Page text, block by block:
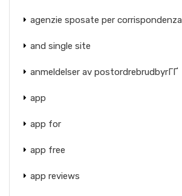
agenzie sposate per corrispondenza
and single site
anmeldelser av postordrebrudbyrГҐ
app
app for
app free
app reviews